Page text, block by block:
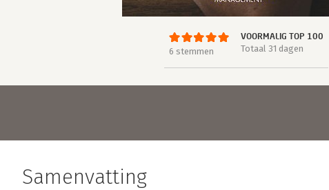
6 stemmen
VOORMALIG TOP 100
Totaal 31 dagen
Samenvatting